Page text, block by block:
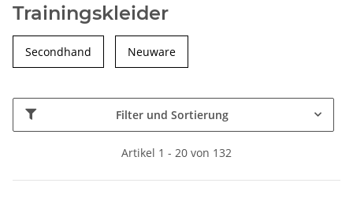
Trainingskleider
Secondhand Neuware
Filter und Sortierung
Artikel 1 - 20 von 132